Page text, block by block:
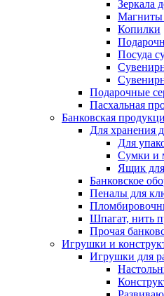
Зеркала
Магниты
Копилки
Посуда
Подарочные
Пасхальная
Банковская
Для хранения
Для
Сумки и
Ящик
Банковское
Пеналы для
Шпагат, нить
Прочая
Игрушки и
Игрушки для